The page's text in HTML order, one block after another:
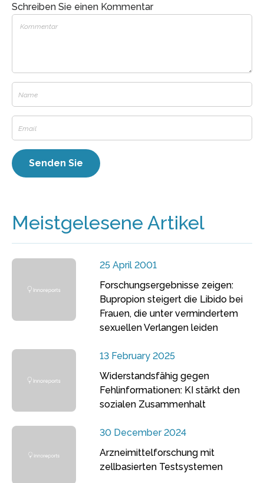
Schreiben Sie einen Kommentar
Meistgelesene Artikel
25 April 2001
Forschungsergebnisse zeigen:
Bupropion steigert die Libido bei
Frauen, die unter vermindertem
sexuellen Verlangen leiden
13 February 2025
Widerstandsfähig gegen
Fehlinformationen: KI stärkt den
sozialen Zusammenhalt
30 December 2024
Arzneimittelforschung mit
zellbasierten Testsystemen